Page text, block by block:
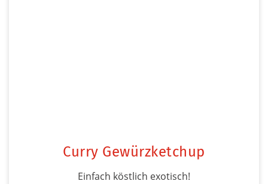
Curry Gewürzketchup
Einfach köstlich exotisch!